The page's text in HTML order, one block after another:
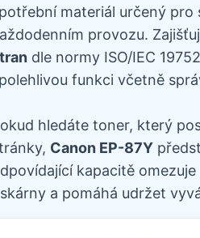
materiál určený
provozu.
dle normy ISO/IEC
funkci včetně
hledáte toner, který
Canon EP-87Y
kapacitě
a pomáhá udržet